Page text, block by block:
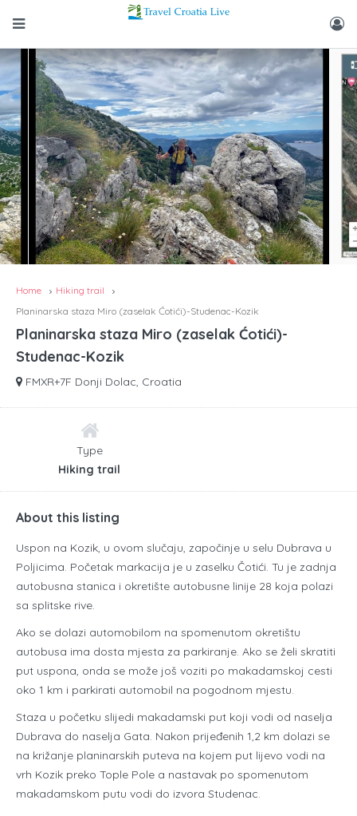
Home
Hiking trail
Planinarska staza Miro (zaselak Ćotići)-Studenac-Kozik
Planinarska staza Miro (zaselak Ćotići)-
Studenac-Kozik
FMXR+7F Donji Dolac, Croatia
Type
Hiking trail
About this listing
Uspon na Kozik, u ovom slučaju, započinje u selu Dubrava u
Poljicima. Početak markacija je u zaselku Čotići. Tu je zadnja
autobusna stanica i okretište autobusne linije 28 koja polazi
sa splitske rive.
Ako se dolazi automobilom na spomenutom okretištu
autobusa ima dosta mjesta za parkiranje. Ako se želi skratiti
put uspona, onda se može još voziti po makadamskoj cesti
oko 1 km i parkirati automobil na pogodnom mjestu.
Staza u početku slijedi makadamski put koji vodi od naselja
Dubrava do naselja Gata. Nakon prijeđenih 1,2 km dolazi se
na križanje planinarskih puteva na kojem put lijevo vodi na
vrh Kozik preko Tople Pole a nastavak po spomenutom
makadamskom putu vodi do izvora Studenac.